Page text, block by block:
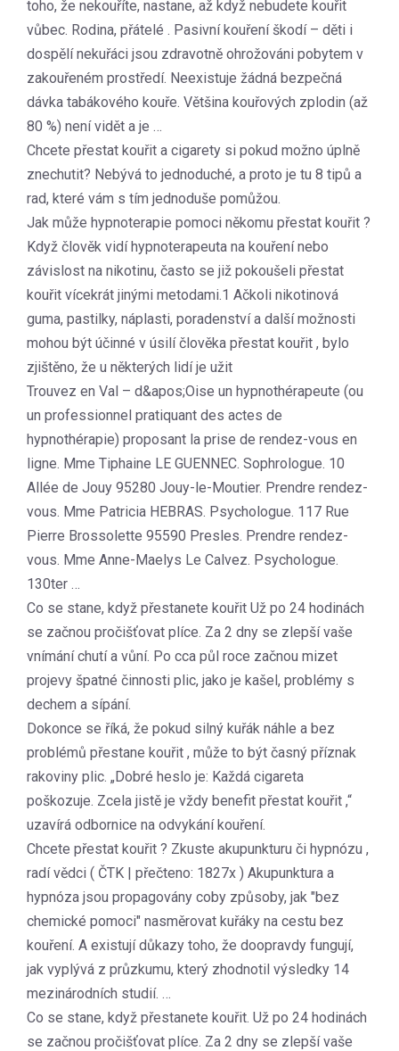
toho, že nekouříte, nastane, až když nebudete kouřit
vůbec. Rodina, přátelé . Pasivní kouření škodí – děti i
dospělí nekuřáci jsou zdravotně ohrožováni pobytem v
zakouřeném prostředí. Neexistuje žádná bezpečná
dávka tabákového kouře. Většina kouřových zplodin (až
80 %) není vidět a je …
Chcete přestat kouřit a cigarety si pokud možno úplně
znechutit? Nebývá to jednoduché, a proto je tu 8 tipů a
rad, které vám s tím jednoduše pomůžou.
Jak může hypnoterapie pomoci někomu přestat kouřit ?
Když člověk vidí hypnoterapeuta na kouření nebo
závislost na nikotinu, často se již pokoušeli přestat
kouřit vícekrát jinými metodami.1 Ačkoli nikotinová
guma, pastilky, náplasti, poradenství a další možnosti
mohou být účinné v úsilí člověka přestat kouřit , bylo
zjištěno, že u některých lidí je užit
Trouvez en Val – d&apos;Oise un hypnothérapeute (ou
un professionnel pratiquant des actes de
hypnothérapie) proposant la prise de rendez-vous en
ligne. Mme Tiphaine LE GUENNEC. Sophrologue. 10
Allée de Jouy 95280 Jouy-le-Moutier. Prendre rendez-
vous. Mme Patricia HEBRAS. Psychologue. 117 Rue
Pierre Brossolette 95590 Presles. Prendre rendez-
vous. Mme Anne-Maelys Le Calvez. Psychologue.
130ter …
Co se stane, když přestanete kouřit Už po 24 hodinách
se začnou pročišťovat plíce. Za 2 dny se zlepší vaše
vnímání chutí a vůní. Po cca půl roce začnou mizet
projevy špatné činnosti plic, jako je kašel, problémy s
dechem a sípání.
Dokonce se říká, že pokud silný kuřák náhle a bez
problémů přestane kouřit , může to být časný příznak
rakoviny plic. „Dobré heslo je: Každá cigareta
poškozuje. Zcela jistě je vždy benefit přestat kouřit ,“
uzavírá odbornice na odvykání kouření.
Chcete přestat kouřit ? Zkuste akupunkturu či hypnózu ,
radí vědci ( ČTK | přečteno: 1827x ) Akupunktura a
hypnóza jsou propagovány coby způsoby, jak "bez
chemické pomoci" nasměrovat kuřáky na cestu bez
kouření. A existují důkazy toho, že doopravdy fungují,
jak vyplývá z průzkumu, který zhodnotil výsledky 14
mezinárodních studií. …
Co se stane, když přestanete kouřit. Už po 24 hodinách
se začnou pročišťovat plíce. Za 2 dny se zlepší vaše